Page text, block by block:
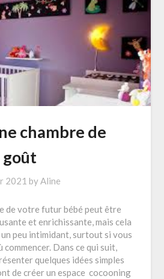
chambre de
goût
2021 byAline
de votre futur bébé peut être
et enrichissante, mais cela
peu intimidant, surtout si vous
commencer. Dans ce qui suit,
quelques idées simples
de créer un espace cocooning